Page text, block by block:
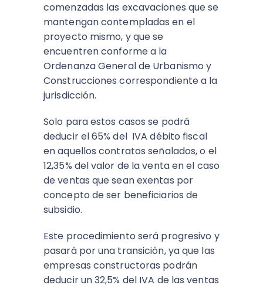
comenzadas las excavaciones que se
mantengan contempladas en el
proyecto mismo, y que se
encuentren conforme a la
Ordenanza General de Urbanismo y
Construcciones correspondiente a la
jurisdicción.
Solo para estos casos se podrá
deducir el 65% del IVA débito fiscal
en aquellos contratos señalados, o el
12,35% del valor de la venta en el caso
de ventas que sean exentas por
concepto de ser beneficiarios de
subsidio.
Este procedimiento será progresivo y
pasará por una transición, ya que las
empresas constructoras podrán
deducir un 32,5% del IVA de las ventas